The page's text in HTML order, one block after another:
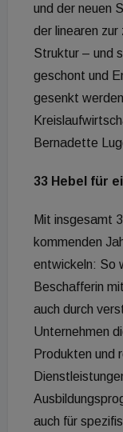
und der neuen
der linearen
Struktur – und
geschont und
gesenkt
Bernadette
33 Hebel für
Mit insgesamt
kommenden
entwickeln: So
Beschafferin
auch durch
Unternehmen
Produkten und
auch für